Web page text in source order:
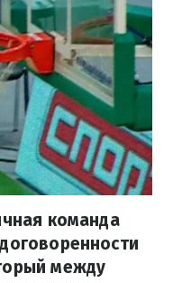
команда
между